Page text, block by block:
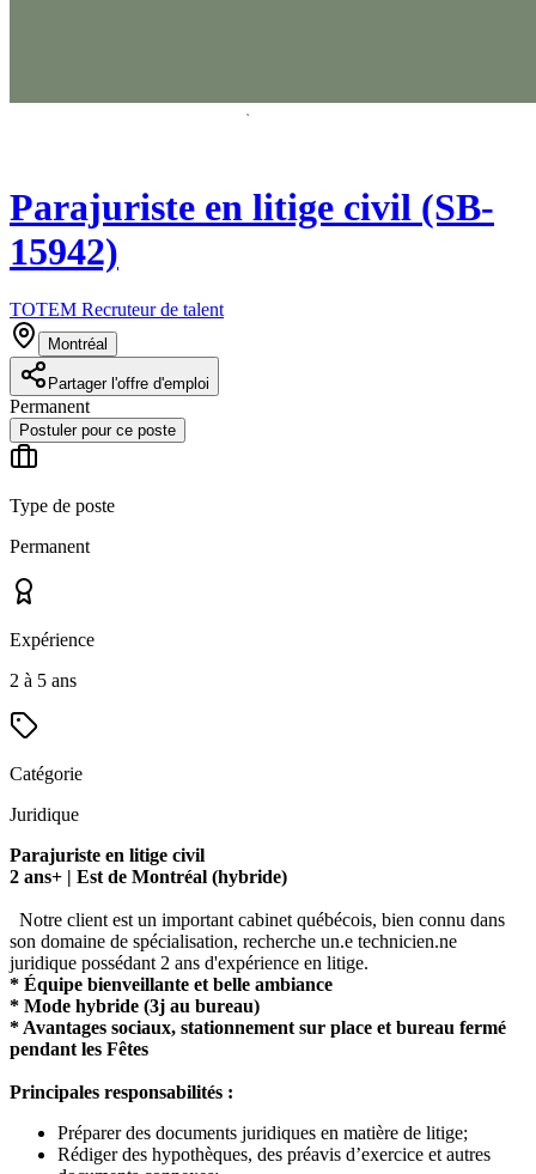
Parajuriste en litige civil (SB-
15942)
TOTEM Recruteur de talent
Montréal
Partager l'offre d'emploi
Permanent
Postuler pour ce poste
Type de poste
Permanent
Expérience
2 à 5 ans
Catégorie
Juridique
Parajuriste en litige civil
2 ans+ | Est de Montréal (hybride)
Notre client est un important cabinet québécois, bien connu dans
son domaine de spécialisation, recherche un.e technicien.ne
juridique possédant 2 ans d'expérience en litige.
* Équipe bienveillante et belle ambiance
* Mode hybride (3j au bureau)
* Avantages sociaux, stationnement sur place et bureau fermé
pendant les Fêtes
Principales responsabilités :
Préparer des documents juridiques en matière de litige;
Rédiger des hypothèques, des préavis d’exercice et autres